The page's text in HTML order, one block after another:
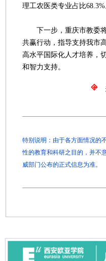
理工农医类专业占比68.3%
下一步，重庆市教委将
共赢行动，指导支持我市
高水平国际化人才培养，
和智力支持。
特别说明：由于各方面情况的
性的教育和科研之目的，并不
威部门公布的正式信息为准。